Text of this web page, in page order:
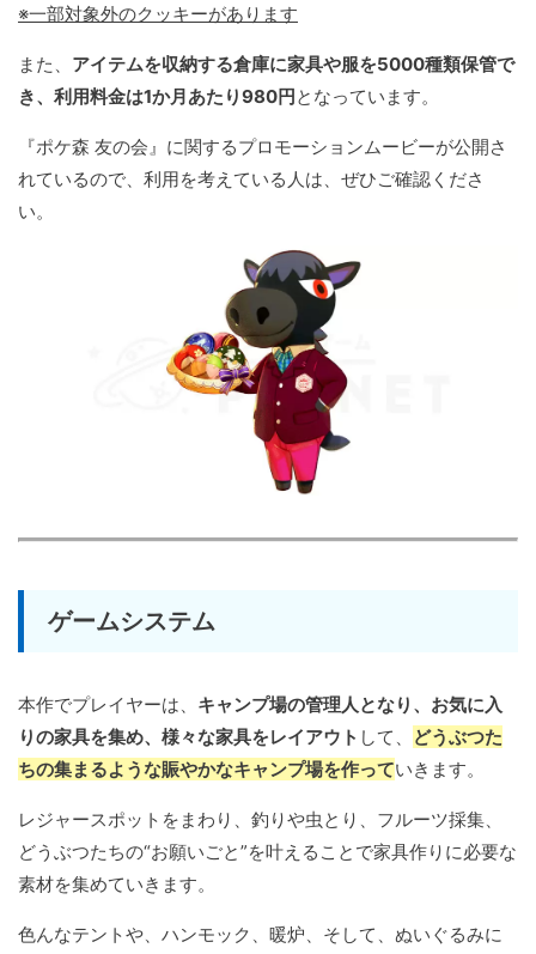
※一部対象外のクッキーがあります
また、 アイテムを収納する倉庫に家具や服を5000種類保管で
き、利用料金は1か月あたり980円 となっています。
『ポケ森 友の会』に関するプロモーションムービーが公開さ
れているので、利用を考えている人は、ぜひご確認くださ
い。
ゲームシステム
本作でプレイヤーは、 キャンプ場の管理人となり、お気に入
りの家具を集め、様々な家具をレイアウト して、
どうぶつた
ちの集まるような賑やかなキャンプ場を作っていきます。
レジャースポットをまわり、釣りや虫とり、フルーツ採集、
どうぶつたちの“お願いごと”を叶えることで家具作りに必要な
素材を集めていきます。
色んなテントや、ハンモック、暖炉、そして、ぬいぐるみに